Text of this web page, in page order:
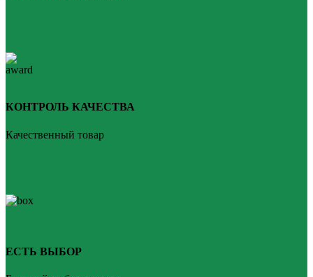
КОНТРОЛЬ КАЧЕСТВА
Качественный товар
ЕСТЬ ВЫБОР